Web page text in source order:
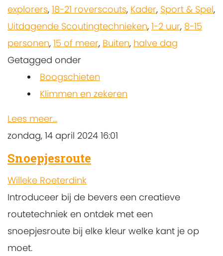
explorers, 18-21 roverscouts, Kader, Sport & Spel,
Uitdagende Scoutingtechnieken, 1-2 uur, 8-15
personen, 15 of meer, Buiten, halve dag
Getagged onder
Boogschieten
Klimmen en zekeren
Lees meer...
zondag, 14 april 2024 16:01
Snoepjesroute
Willeke Roeterdink
Introduceer bij de bevers een creatieve
routetechniek en ontdek met een
snoepjesroute bij elke kleur welke kant je op
moet.